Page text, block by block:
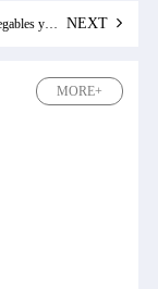
Soluciones de personalización de balcones – Ventanas plegables y correderas en la Expo de Guangzhou 2026 NEXT
MORE+